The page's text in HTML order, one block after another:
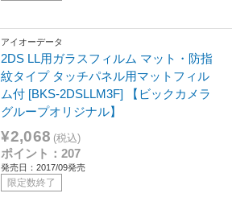
アイオーデータ
2DS LL用ガラスフィルム マット・防指
紋タイプ タッチパネル用マットフィル
ム付 [BKS-2DSLLM3F] 【ビックカメラ
グループオリジナル】
¥2,068 (税込)
ポイント：207
発売日：2017/09発売
限定数終了